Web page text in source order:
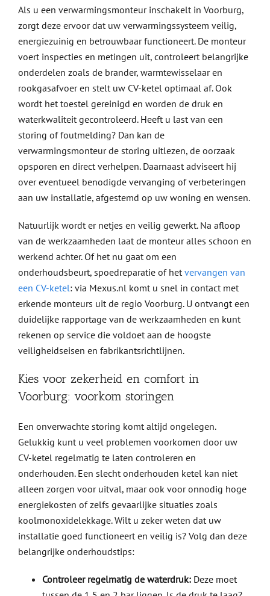
Als u een verwarmingsmonteur inschakelt in Voorburg,
zorgt deze ervoor dat uw verwarmingssysteem veilig,
energiezuinig en betrouwbaar functioneert. De monteur
voert inspecties en metingen uit, controleert belangrijke
onderdelen zoals de brander, warmtewisselaar en
rookgasafvoer en stelt uw CV-ketel optimaal af. Ook
wordt het toestel gereinigd en worden de druk en
waterkwaliteit gecontroleerd. Heeft u last van een
storing of foutmelding? Dan kan de
verwarmingsmonteur de storing uitlezen, de oorzaak
opsporen en direct verhelpen. Daarnaast adviseert hij
over eventueel benodigde vervanging of verbeteringen
aan uw installatie, afgestemd op uw woning en wensen.
Natuurlijk wordt er netjes en veilig gewerkt. Na afloop
van de werkzaamheden laat de monteur alles schoon en
werkend achter. Of het nu gaat om een
onderhoudsbeurt, spoedreparatie of hetvervangen van
een CV-ketel: via Mexus.nl komt u snel in contact met
erkende monteurs uit de regio Voorburg. U ontvangt een
duidelijke rapportage van de werkzaamheden en kunt
rekenen op service die voldoet aan de hoogste
veiligheidseisen en fabrikantsrichtlijnen.
Kies voor zekerheid en comfort in
Voorburg: voorkom storingen
Een onverwachte storing komt altijd ongelegen.
Gelukkig kunt u veel problemen voorkomen door uw
CV-ketel regelmatig te laten controleren en
onderhouden. Een slecht onderhouden ketel kan niet
alleen zorgen voor uitval, maar ook voor onnodig hoge
energiekosten of zelfs gevaarlijke situaties zoals
koolmonoxidelekkage. Wilt u zeker weten dat uw
installatie goed functioneert en veilig is? Volg dan deze
belangrijke onderhoudstips:
Controleer regelmatig de waterdruk:Deze moet